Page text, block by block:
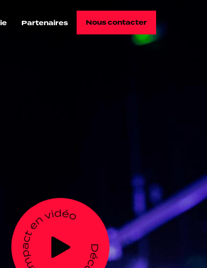
Partenaires Nous contacter